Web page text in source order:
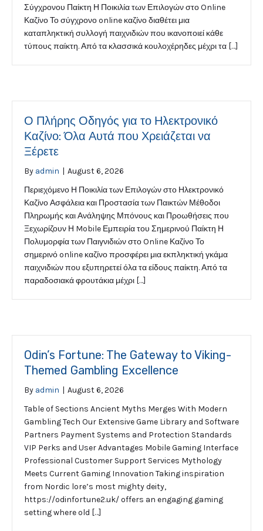
Σύγχρονου Παίκτη Η Ποικιλία των Επιλογών στο Online
Καζίνο Το σύγχρονο online καζίνο διαθέτει μια
καταπληκτική συλλογή παιχνιδιών που ικανοποιεί κάθε
τύπους παίκτη. Από τα κλασσικά κουλοχέρηδες μέχρι τα […]
Ο Πλήρης Οδηγός για το Ηλεκτρονικό
Καζίνο: Όλα Αυτά που Χρειάζεται να
Ξέρετε
By admin | August 6, 2026
Περιεχόμενο Η Ποικιλία των Επιλογών στο Ηλεκτρονικό
Καζίνο Ασφάλεια και Προστασία των Παικτών Μέθοδοι
Πληρωμής και Ανάληψης Μπόνους και Προωθήσεις που
Ξεχωρίζουν Η Mobile Εμπειρία του Σημερινού Παίκτη Η
Πολυμορφία των Παιγνιδιών στο Online Καζίνο Το
σημερινό online καζίνο προσφέρει μια εκπληκτική γκάμα
παιχνιδιών που εξυπηρετεί όλα τα είδους παίκτη. Από τα
παραδοσιακά φρουτάκια μέχρι […]
Odin’s Fortune: The Gateway to Viking-
Themed Gambling Excellence
By admin | August 6, 2026
Table of Sections Ancient Myths Merges With Modern
Gambling Tech Our Extensive Game Library and Software
Partners Payment Systems and Protection Standards
VIP Perks and User Advantages Mobile Gaming Interface
Professional Customer Support Services Mythology
Meets Current Gaming Innovation Taking inspiration
from Nordic lore’s most mighty deity,
https://odinfortune2.uk/ offers an engaging gaming
setting where old […]